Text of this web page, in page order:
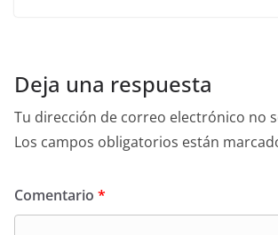
Deja una respuesta
Tu dirección de correo electrónico no
Los campos obligatorios están
Comentario *